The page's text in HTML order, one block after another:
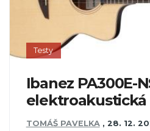
Testy
Ibanez PA300E-
elektroakustická
TOMÁŠ PAVELKA , 28. 12.